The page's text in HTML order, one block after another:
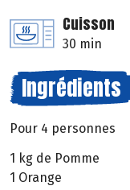
Cuisson
30 min
Ingrédients
Pour 4 personnes
1 kg de Pomme
1 Orange